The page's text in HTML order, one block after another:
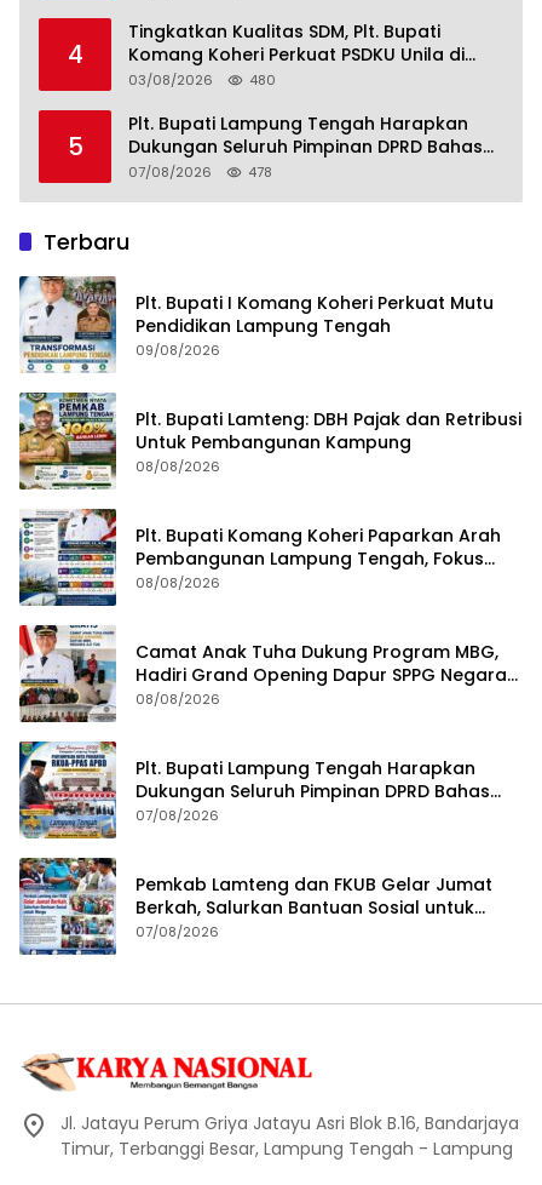
4
Tingkatkan Kualitas SDM, Plt. Bupati
Komang Koheri Perkuat PSDKU Unila di
Lampung Tengah
03/08/2026 480
5
Plt. Bupati Lampung Tengah Harapkan
Dukungan Seluruh Pimpinan DPRD Bahas
RKUA-PPAS APBD Tahun 2027
07/08/2026 478
Terbaru
Plt. Bupati I Komang Koheri Perkuat Mutu
Pendidikan Lampung Tengah
09/08/2026
Plt. Bupati Lamteng: DBH Pajak dan Retribusi
Untuk Pembangunan Kampung
08/08/2026
Plt. Bupati Komang Koheri Paparkan Arah
Pembangunan Lampung Tengah, Fokus
pada SDM, Ekonomi, Infrastruktur dan
08/08/2026
Camat Anak Tuha Dukung Program MBG,
Hadiri Grand Opening Dapur SPPG Negara
Aji Tua Lampung Tengah
08/08/2026
Plt. Bupati Lampung Tengah Harapkan
Dukungan Seluruh Pimpinan DPRD Bahas
RKUA-PPAS APBD Tahun 2027
07/08/2026
Pemkab Lamteng dan FKUB Gelar Jumat
Berkah, Salurkan Bantuan Sosial untuk
Warga
07/08/2026
Jl. Jatayu Perum Griya Jatayu Asri Blok B.16, Bandarjaya
Timur, Terbanggi Besar, Lampung Tengah - Lampung